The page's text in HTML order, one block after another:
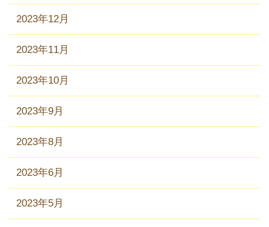
2023年12月
2023年11月
2023年10月
2023年9月
2023年8月
2023年6月
2023年5月